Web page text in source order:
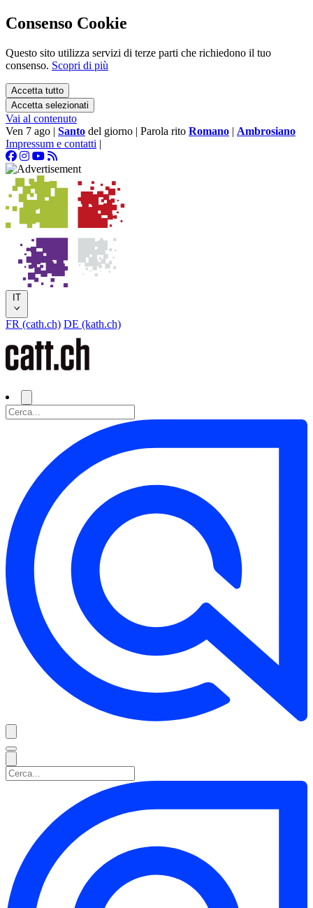
Consenso Cookie
Questo sito utilizza servizi di terze parti che richiedono il tuo
consenso. Scopri di più
Accetta tutto
Accetta selezionati
Vai al contenuto
Ven 7 ago | Santo del giorno | Parola rito Romano | Ambrosiano
Impressum e contatti |
IT
FR (cath.ch) DE (kath.ch)